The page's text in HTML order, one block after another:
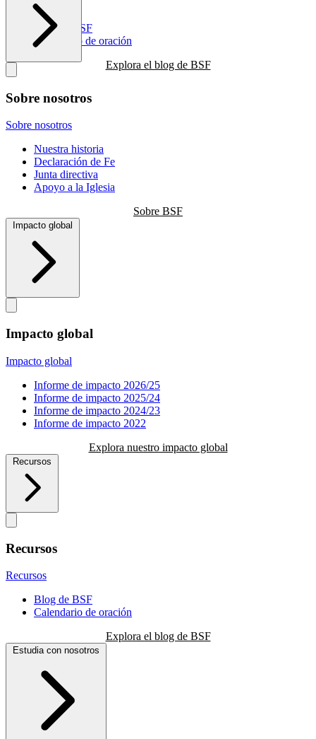
Blog de BSF
Calendario de oración
Explora el blog de BSF
Sobre nosotros
Sobre nosotros
Nuestra historia
Declaración de Fe
Junta directiva
Apoyo a la Iglesia
Sobre BSF
Impacto global
Impacto global
Impacto global
Informe de impacto 2026/25
Informe de impacto 2025/24
Informe de impacto 2024/23
Informe de impacto 2022
Explora nuestro impacto global
Recursos
Recursos
Recursos
Blog de BSF
Calendario de oración
Explora el blog de BSF
Estudia con nosotros